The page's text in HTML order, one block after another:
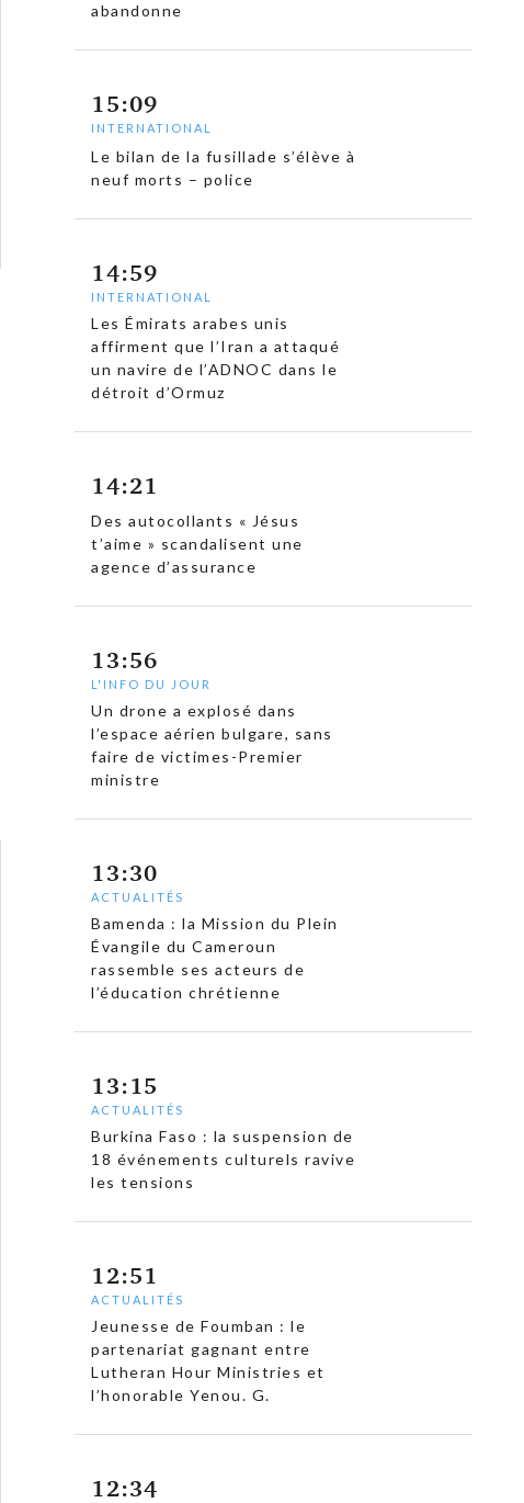
abandonne
15:09
INTERNATIONAL
Le bilan de la fusillade s’élève à
neuf morts – police
14:59
INTERNATIONAL
Les Émirats arabes unis
affirment que l’Iran a attaqué
un navire de l’ADNOC dans le
détroit d’Ormuz
14:21
Des autocollants « Jésus
t’aime » scandalisent une
agence d’assurance
13:56
L'INFO DU JOUR
Un drone a explosé dans
l’espace aérien bulgare, sans
faire de victimes-Premier
ministre
13:30
ACTUALITÉS
Bamenda : la Mission du Plein
Évangile du Cameroun
rassemble ses acteurs de
l’éducation chrétienne
13:15
ACTUALITÉS
Burkina Faso : la suspension de
18 événements culturels ravive
les tensions
12:51
ACTUALITÉS
Jeunesse de Foumban : le
partenariat gagnant entre
Lutheran Hour Ministries et
l’honorable Yenou. G.
12:34